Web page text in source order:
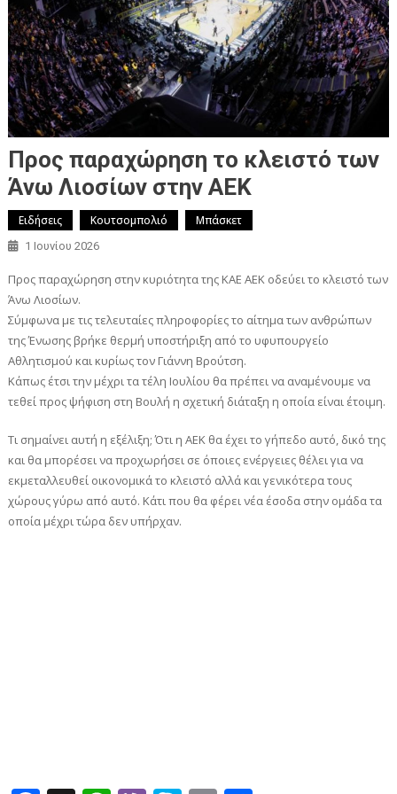
Προς παραχώρηση το κλειστό των
Άνω Λιοσίων στην ΑΕΚ
Ειδήσεις Κουτσομπολιό Μπάσκετ
1 Ιουνίου 2026
Προς παραχώρηση στην κυριότητα της ΚΑΕ ΑΕΚ οδεύει το κλειστό των
Άνω Λιοσίων.
Σύμφωνα με τις τελευταίες πληροφορίες το αίτημα των ανθρώπων
της Ένωσης βρήκε θερμή υποστήριξη από το υφυπουργείο
Αθλητισμού και κυρίως τον Γιάννη Βρούτση.
Κάπως έτσι την μέχρι τα τέλη Ιουλίου θα πρέπει να αναμένουμε να
τεθεί προς ψήφιση στη Βουλή η σχετική διάταξη η οποία είναι έτοιμη.
Τι σημαίνει αυτή η εξέλιξη; Ότι η ΑΕΚ θα έχει το γήπεδο αυτό, δικό της
και θα μπορέσει να προχωρήσει σε όποιες ενέργειες θέλει για να
εκμεταλλευθεί οικονομικά το κλειστό αλλά και γενικότερα τους
χώρους γύρω από αυτό. Κάτι που θα φέρει νέα έσοδα στην ομάδα τα
οποία μέχρι τώρα δεν υπήρχαν.